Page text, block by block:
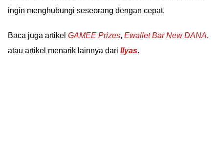
ingin menghubungi seseorang dengan cepat.
Baca juga artikel GAMEE Prizes, Ewallet Bar New DANA,
atau artikel menarik lainnya dari Ilyas.